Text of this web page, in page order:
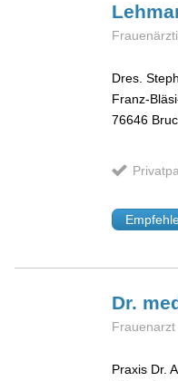
Dres.
Franz-
76646
Dr.
Frauenarzt
Praxis Dr.